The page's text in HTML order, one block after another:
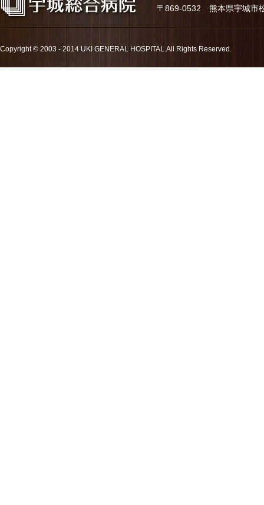
〒869-0532 熊本県宇城市
Copyright © 2003 - 2014 UKI GENERAL HOSPITAL.All Rights Reserved.